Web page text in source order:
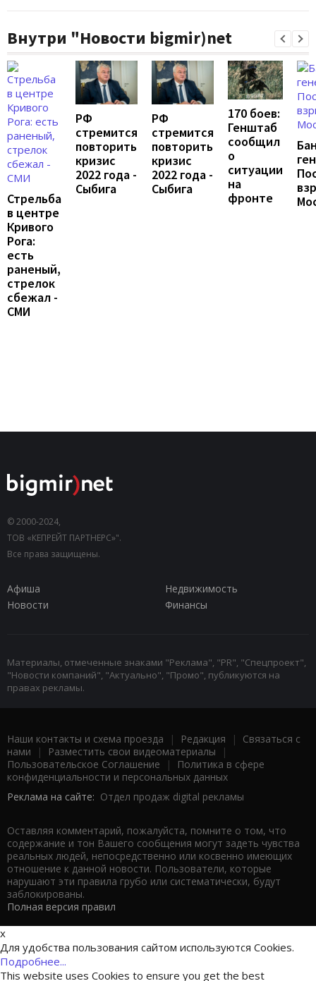
Внутри "Новости bigmir)net
Стрельба
в центре
Кривого
Рога:
есть
раненый,
стрелок
сбежал -
СМИ
РФ
стремится
повторить
кризис
2022 года -
Сыбига
РФ
стремится
повторить
кризис
2022 года -
Сыбига
170 боев:
Генштаб
сообщил
о
ситуации
на
фронте
© 2000-2024,
ТОВ «КЕПРЕЙТ ПАРТНЕРС»".
Все права защищены.
Афиша
Недвижимость
Новости
Финансы
Материалы, отмеченные знаками "Реклама", "PR", "Спецпроект",
"Новости компаний", "Актуально", "Промо", публикуются на
правах рекламы.
Наши контакты и схема проезда | Редакция | Связаться с
нами | Разместить свои видеоматериалы |
Пользовательское Соглашение |
Политика в сфере
конфиденциальности и персональных данных
Реклама на сайте: Отдел продаж digital рекламы
Оставляя комментарий, пожалуйста, помните о том, что
содержание и тон Вашего сообщения могут задеть чувства
реальных людей, непосредственно или косвенно имеющих
отношение к данной новости. Пользователи, которые
нарушают эти правила грубо или систематически, будут
заблокированы.
Полная версия правил
x
Для удобства пользования сайтом используются Cookies.
Подробнее...
This website uses Cookies to ensure you get the best